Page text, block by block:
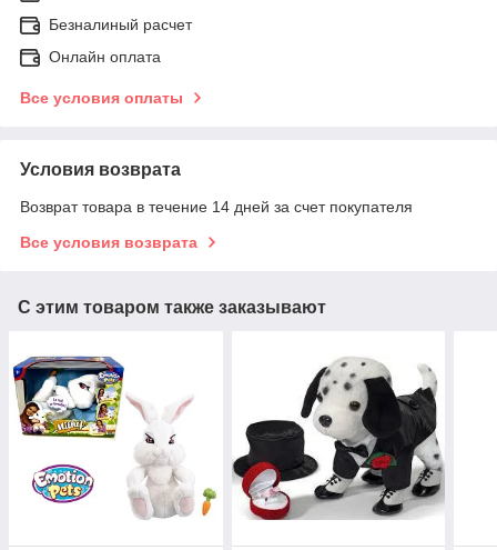
Безналиный расчет
Онлайн оплата
Все условия оплаты
Условия возврата
Возврат товара в течение 14 дней за счет покупателя
Все условия возврата
С этим товаром также заказывают